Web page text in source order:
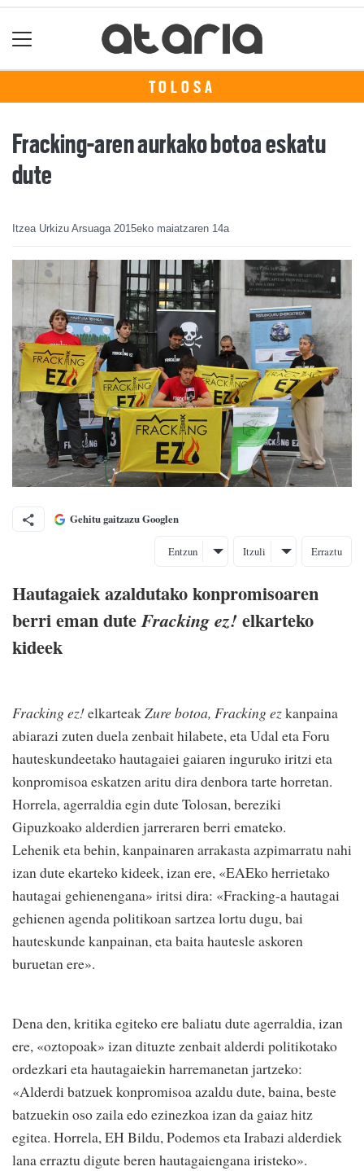
TOLOSA
Fracking-aren aurkako botoa eskatu
dute
Itzea Urkizu Arsuaga 2015eko maiatzaren 14a
Gehitu gaitzazu Googlen
Entzun Itzuli Erraztu
Hautagaiek azaldutako konpromisoaren
berri eman duteFracking ez!elkarteko
kideek
Fracking ez!elkarteakZure botoa, Fracking ezkanpaina
abiarazi zuten duela zenbait hilabete, eta Udal eta Foru
hauteskundeetako hautagaiei gaiaren inguruko iritzi eta
konpromisoa eskatzen aritu dira denbora tarte horretan.
Horrela, agerraldia egin dute Tolosan, bereziki
Gipuzkoako alderdien jarreraren berri emateko.
Lehenik eta behin, kanpainaren arrakasta azpimarratu nahi
izan dute ekarteko kideek, izan ere, «EAEko herrietako
hautagai gehienengana» iritsi dira: «Fracking-a hautagai
gehienen agenda politikoan sartzea lortu dugu, bai
hauteskunde kanpainan, eta baita hautesle askoren
buruetan ere».
Dena den, kritika egiteko ere baliatu dute agerraldia, izan
ere, «oztopoak» izan dituzte zenbait alderdi politikotako
ordezkari eta hautagaiekin harremanetan jartzeko:
«Alderdi batzuek konpromisoa azaldu dute, baina, beste
batzuekin oso zaila edo ezinezkoa izan da gaiaz hitz
egitea. Horrela, EH Bildu, Podemos eta Irabazi alderdiek
lana erraztu digute beren hautagaiengana iristeko».